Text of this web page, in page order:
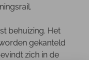
behuizing. Het
gekanteld
zich in de